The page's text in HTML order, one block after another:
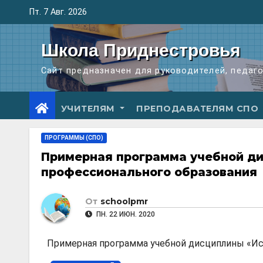
содержимому
Пт. 7 Авг. 2026
Школа Приднестровья
Сайт предназначен для руководителей,
УЧИТЕЛЯМ ПРЕПОДАВАТЕЛЯМ СПО
ПРОГРАММЫ (СПО)
Примерная программа учебной
профессионального образования
От schoolpmr
ПН. 22 ИЮН. 2020
Примерная программа учебной дисциплины